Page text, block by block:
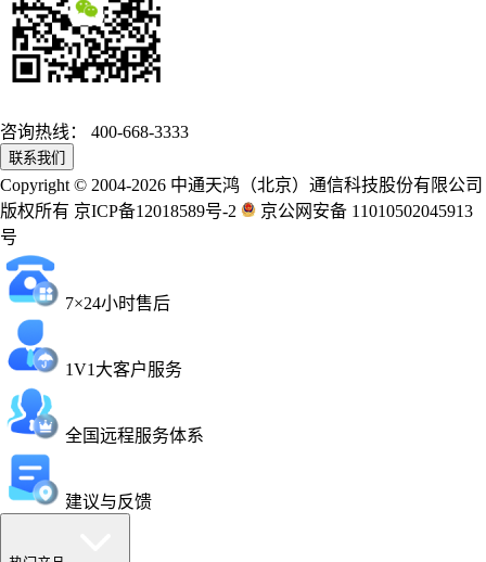
咨询热线： 400-668-3333
联系我们
Copyright © 2004-2026 中通天鸿（北京）通信科技股份有限公司
版权所有 京ICP备12018589号-2
京公网安备 11010502045913
号
7×24小时售后
1V1大客户服务
全国远程服务体系
建议与反馈